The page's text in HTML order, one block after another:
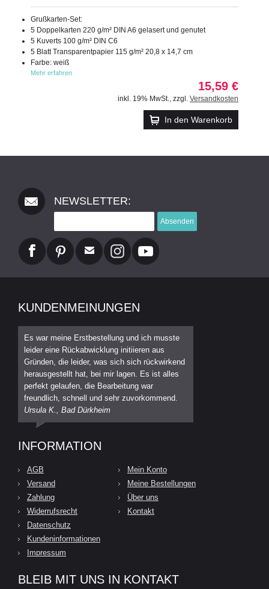
Grußkarten-Set:
5 Doppelkarten 220 g/m² DIN A6 gelasert und genutet
5 Kuverts 100 g/m² DIN C6
5 Blatt Transparentpapier 115 g/m² 20,8 x 14,7 cm
Farbe: weiß
Mehr erfahren
15,59 €
inkl. 19% MwSt. zzgl. Versandkosten
In den Warenkorb
NEWSLETTER:
Absenden
KUNDENMEINUNGEN
Es war meine Erstbestellung und ich musste
leider eine Rückabwicklung initiieren aus
Gründen, die leider, was sich sich rückwirkend
herausgestellt hat, bei mir lagen. Es ist alles
perfekt gelaufen, die Bearbeitung war
freundlich, schnell und sehr zuvorkommend.
Ursula K., Bad Dürkheim
INFORMATION
AGB
Versand
Zahlung
Widerrufsrecht
Datenschutz
Kundeninformationen
Impressum
Mein Konto
Meine Bestellungen
Über uns
Kontakt
BLEIB MIT UNS IN KONTAKT